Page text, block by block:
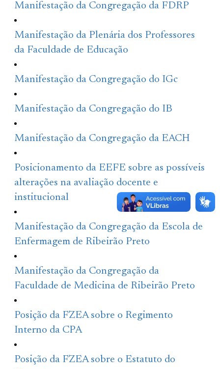
Manifestação da Congregação da FDRP
Manifestação da Plenária dos Professores
da Faculdade de Educação
Manifestação da Congregação do IGc
Manifestação da Congregação do IB
Manifestação da Congregação da EACH
Posicionamento da EEFE sobre as possíveis
alterações na avaliação docente e
institucional
Manifestação da Congregação da Escola de
Enfermagem de Ribeirão Preto
Manifestação da Congregação da
Faculdade de Medicina de Ribeirão Preto
Posição da FZEA sobre o Regimento
Interno da CPA
Posição da FZEA sobre o Estatuto do